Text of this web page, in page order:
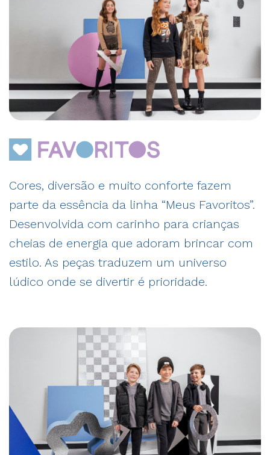
Cores, diversão e muito conforte fazem
parte da essência da linha “Meus Favoritos”.
Desenvolvida com carinho para crianças
cheias de energia que adoram brincar com
estilo. As peças traduzem um universo
lúdico onde se divertir é prioridade.